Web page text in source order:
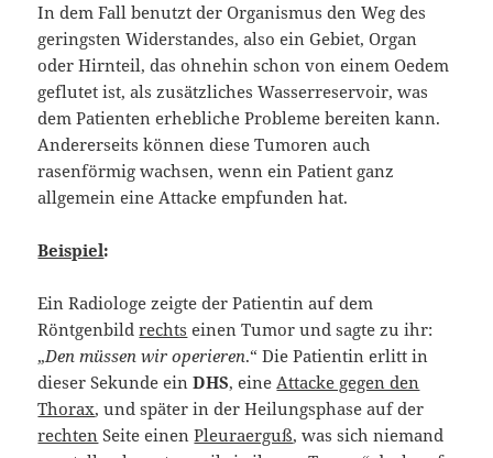
In dem Fall benutzt der Organismus den Weg des
geringsten Widerstandes, also ein Gebiet, Organ
oder Hirnteil, das ohnehin schon von einem Oedem
geflutet ist, als zusätzliches Wasserreservoir, was
dem Patienten erhebliche Probleme bereiten kann.
Andererseits können diese Tumoren auch
rasenförmig wachsen, wenn ein Patient ganz
allgemein eine Attacke empfunden hat.
Beispiel:
Ein Radiologe zeigte der Patientin auf dem
Röntgenbildrechts einen Tumor und sagte zu ihr:
„Den müssen wir operieren.“ Die Patientin erlitt in
dieser Sekunde einDHS, eineAttacke gegen den
Thorax, und später in der Heilungsphase auf der
rechten Seite einenPleuraerguß, was sich niemand